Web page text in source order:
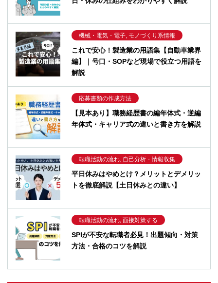
機械・電気・電子, モノづくり系情報
これで安心！製造業の用語集【自動車業界
編】｜号口・SOPなど現場で役立つ用語を
解説
応募書類の作成方法
【見本あり】職務経歴書の編年体式・逆編
年体式・キャリア式の違いと書き方を解説
転職活動の流れ, 自己分析・情報収集
平日休みはやめとけ？メリットとデメリッ
トを徹底解説【土日休みとの違い】
転職活動の流れ, 面接対策する
SPIが不安な転職者必見！出題傾向・対策
方法・合格のコツを解説